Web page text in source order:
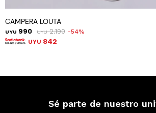
CAMPERA LOUTA
UYU 990 UYU 2.190 54
UYU 842
Sé parte de nuestro